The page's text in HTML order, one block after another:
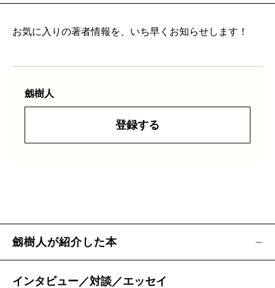
お気に入りの著者情報を、いち早くお知らせします！
劔樹人
登録する
劔樹人が紹介した本
インタビュー／対談／エッセイ